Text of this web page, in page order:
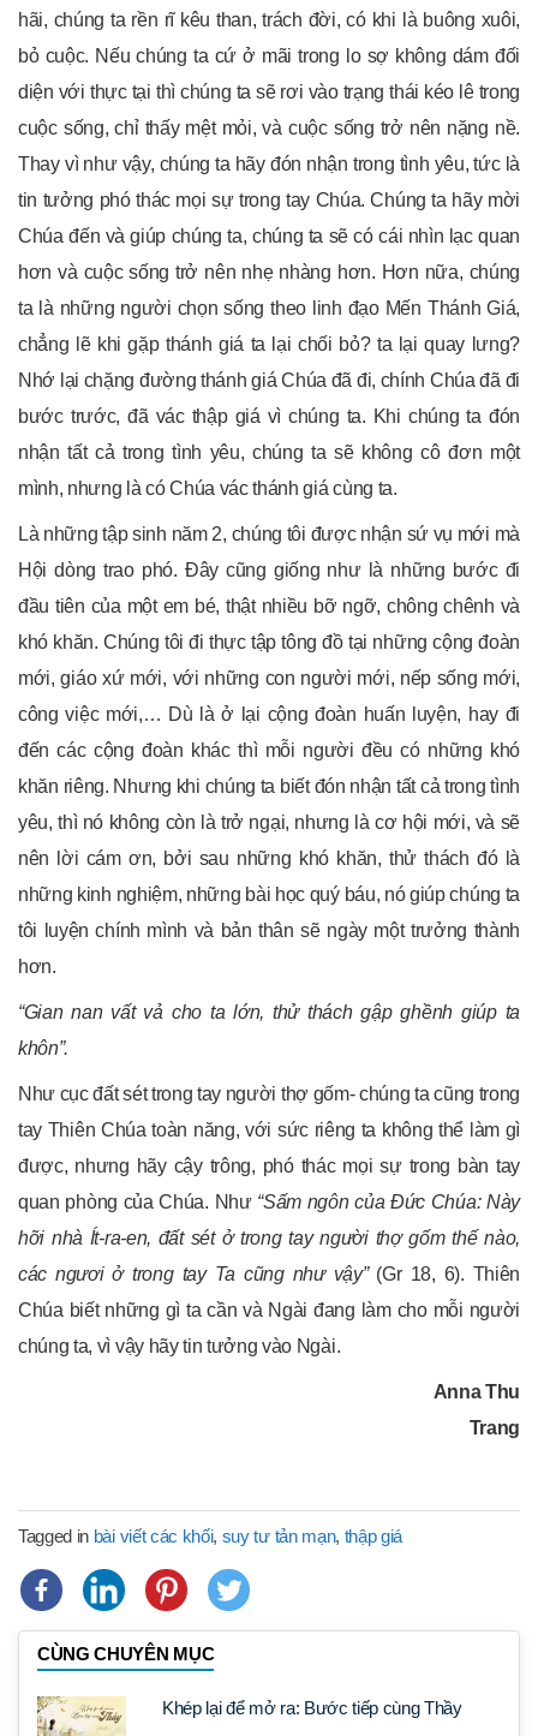
hãi, chúng ta rền rĩ kêu than, trách đời, có khi là buông xuôi,
bỏ cuộc. Nếu chúng ta cứ ở mãi trong lo sợ không dám đối
diện với thực tại thì chúng ta sẽ rơi vào trạng thái kéo lê trong
cuộc sống, chỉ thấy mệt mỏi, và cuộc sống trở nên nặng nề.
Thay vì như vậy, chúng ta hãy đón nhận trong tình yêu, tức là
tin tưởng phó thác mọi sự trong tay Chúa. Chúng ta hãy mời
Chúa đến và giúp chúng ta, chúng ta sẽ có cái nhìn lạc quan
hơn và cuộc sống trở nên nhẹ nhàng hơn. Hơn nữa, chúng
ta là những người chọn sống theo linh đạo Mến Thánh Giá,
chẳng lẽ khi gặp thánh giá ta lại chối bỏ? ta lại quay lưng?
Nhớ lại chặng đường thánh giá Chúa đã đi, chính Chúa đã đi
bước trước, đã vác thập giá vì chúng ta. Khi chúng ta đón
nhận tất cả trong tình yêu, chúng ta sẽ không cô đơn một
mình, nhưng là có Chúa vác thánh giá cùng ta.
Là những tập sinh năm 2, chúng tôi được nhận sứ vụ mới mà
Hội dòng trao phó. Đây cũng giống như là những bước đi
đầu tiên của một em bé, thật nhiều bỡ ngỡ, chông chênh và
khó khăn. Chúng tôi đi thực tập tông đồ tại những cộng đoàn
mới, giáo xứ mới, với những con người mới, nếp sống mới,
công việc mới,… Dù là ở lại cộng đoàn huấn luyện, hay đi
đến các cộng đoàn khác thì mỗi người đều có những khó
khăn riêng. Nhưng khi chúng ta biết đón nhận tất cả trong tình
yêu, thì nó không còn là trở ngại, nhưng là cơ hội mới, và sẽ
nên lời cám ơn, bởi sau những khó khăn, thử thách đó là
những kinh nghiệm, những bài học quý báu, nó giúp chúng ta
tôi luyện chính mình và bản thân sẽ ngày một trưởng thành
hơn.
“Gian nan vất vả cho ta lớn, thử thách gập ghềnh giúp ta
khôn”.
Như cục đất sét trong tay người thợ gốm- chúng ta cũng trong
tay Thiên Chúa toàn năng, với sức riêng ta không thể làm gì
được, nhưng hãy cậy trông, phó thác mọi sự trong bàn tay
quan phòng của Chúa. Như “Sấm ngôn của Đức Chúa: Này
hỡi nhà Ít-ra-en, đất sét ở trong tay người thợ gốm thế nào,
các ngươi ở trong tay Ta cũng như vậy”(Gr 18, 6). Thiên
Chúa biết những gì ta cần và Ngài đang làm cho mỗi người
chúng ta, vì vậy hãy tin tưởng vào Ngài.
Anna Thu
Trang
Tagged in bài viết các khối, suy tư tản mạn, thập giá
CÙNG CHUYÊN MỤC
Khép lại để mở ra: Bước tiếp cùng Thầy